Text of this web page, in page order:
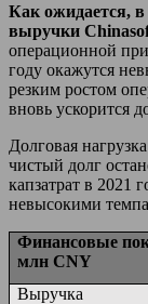
Как ожидается, в
выручки
операционной
году окажутся
резким ростом
вновь ускорится
Долговая
чистый долг
капзатрат в 2021
невысокими
Финансовые
млнCNY
Выручка